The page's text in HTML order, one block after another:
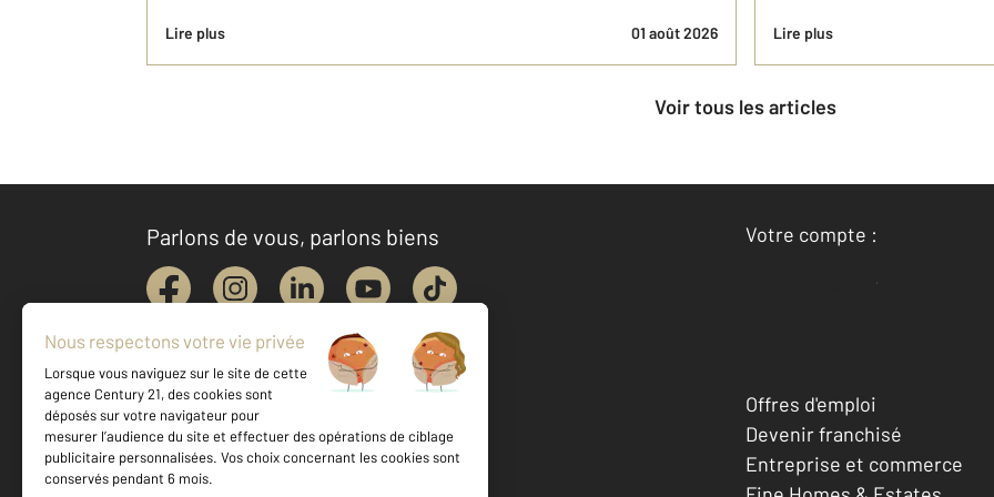
Lire plus 01 août 2026 Lire plus
Voir tous les articles
Parlons de vous, parlons biens
Votre compte :
Accéder à mon compte
Votre agence est notée
Offres d'emploi
Devenir franchisé
Entreprise et commerce